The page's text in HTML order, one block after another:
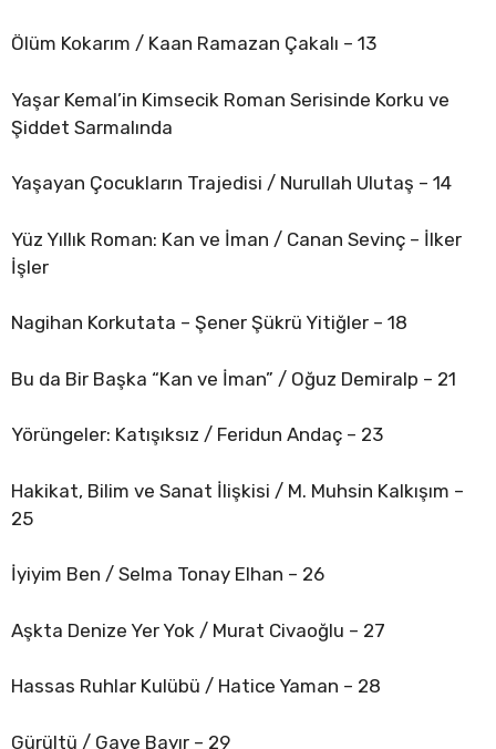
Ölüm Kokarım / Kaan Ramazan Çakalı – 13
Yaşar Kemal’in Kimsecik Roman Serisinde Korku ve
Şiddet Sarmalında
Yaşayan Çocukların Trajedisi / Nurullah Ulutaş – 14
Yüz Yıllık Roman: Kan ve İman / Canan Sevinç – İlker
İşler
Nagihan Korkutata – Şener Şükrü Yitiğler – 18
Bu da Bir Başka “Kan ve İman” / Oğuz Demiralp – 21
Yörüngeler: Katışıksız / Feridun Andaç – 23
Hakikat, Bilim ve Sanat İlişkisi / M. Muhsin Kalkışım –
25
İyiyim Ben / Selma Tonay Elhan – 26
Aşkta Denize Yer Yok / Murat Civaoğlu – 27
Hassas Ruhlar Kulübü / Hatice Yaman – 28
Gürültü / Gaye Bayır – 29